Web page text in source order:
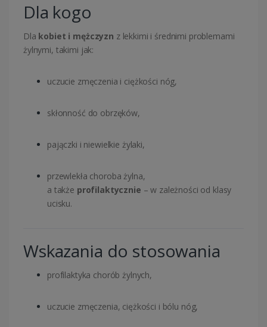
Dla kogo
Dla kobiet i mężczyzn z lekkimi i średnimi problemami
żylnymi, takimi jak:
uczucie zmęczenia i ciężkości nóg,
skłonność do obrzęków,
pajączki i niewielkie żylaki,
przewlekła choroba żylna,
a także profilaktycznie – w zależności od klasy
ucisku.
Wskazania do stosowania
profilaktyka chorób żylnych,
uczucie zmęczenia, ciężkości i bólu nóg,